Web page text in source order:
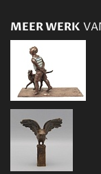
MEER WERK